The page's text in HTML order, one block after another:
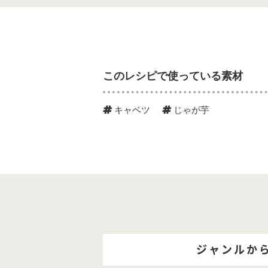
このレシピで使っている素材
キャベツ じゃが芋
ジャンルか